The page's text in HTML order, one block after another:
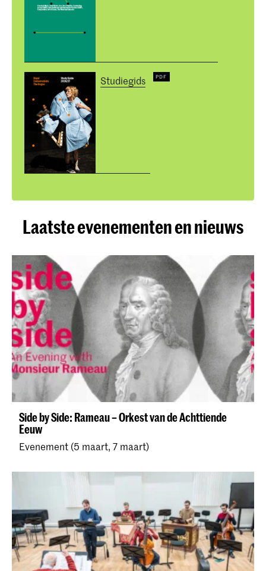
Studiegids
Laatste evenementen en nieuws
Side by Side: Rameau – Orkest van de Achttiende
Eeuw
Evenement (5 maart, 7 maart)